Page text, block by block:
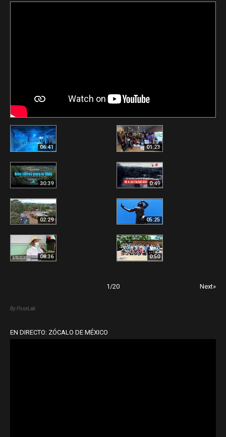
06:41 01:23
30:39 0:49
02:29 05:25
08:36 0:50
1 /20 Next»
By PoseLab
EN DIRECTO: ZÓCALO DE MÉXICO